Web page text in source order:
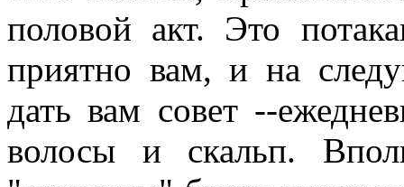
половой акт. Это
приятно вам, и на
дать вам совет --
волосы и скальп.